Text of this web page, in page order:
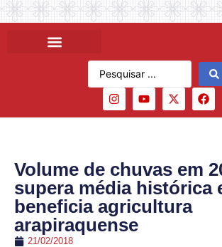
Volume de chuvas em
supera média histórica
beneficia agricultura
arapiraquense
21/02/2018